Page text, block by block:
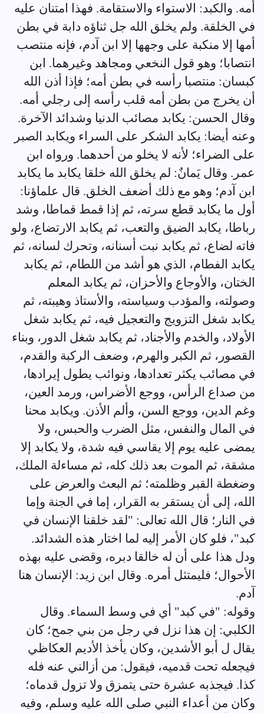
أمه. والكبد: الاستواء والاستقامة. فهذا امتنان عليه
في الخلقة. ولم يخلق الله جل ثناؤه دابة في بطن
أمها إلا منكبة على وجهها إلا ابن آدم، فإنه منتصب
انتصابا؛ وهو قول النخعي ومجاهد وغيرهما. ابن
كبسان: منتصبا رأسه في بطن أمه؛ فإذا أذن الله
أن يخرج من بطن أمه قلب رأسه إلى رجلي أمه.
وقال الحسن: يكابد مصائب الدنيا وشدائد الآخرة.
وعنه أيضا: يكابد الشكر على السراء ويكابد الصبر
على الضراء؛ لأنه لا يخلو من أحدهما. ورواه ابن
عمر. وقال يَمانٌ: لم يخلق الله خلقا يكابد ما يكابد
ابن آدم؛ وهو مع ذلك أضعف الخلق. قال علماؤنا:
أول ما يكابد قطع سرته، ثم إذا قمط قماطا، وشد
رباطا، يكابد الضيق والتعب، ثم يكابد الارتضاع، ولو
فاته لضاع، ثم يكابد نبت أسنانه، وتحرك لسانه، ثم
يكابد الفطام، الذي هو أشد من اللطام، ثم يكابد
الختان، والأوجاع والأحزان، ثم يكابد المعلم
وصولته، والمؤدب وسياسته، والأستاذ وهيبته، ثم
يكابد شغل التزويج والتعجيل فيه، ثم يكابد شغل
الأولاد، والخدم والأجناد، ثم يكابد شغل الدور، وبناء
القصور، ثم الكبر والهرم، وضعف الركبة والقدم،
في مصائب يكثر تعدادها، ونوائب يطول إيرادها،
من صداع الرأس، ووجع الأضراس، ورمد العين،
وغم الدين، ووجع السن، وألم الأذن. ويكابد محنا
في المال والنفس، مثل الضرب والحبس، ولا
يمضى عليه يوم إلا يقاسي فيه شدة، ولا يكابد إلا
مشقة، ثم الموت بعد ذلك كله، ثم مساءلة الملك،
وضغطة القبر وظلمته؛ ثم البعث والعرض على
الله، إلى أن يستقر به القرار، إما في الجنة وإما
في النار؛ قال الله تعالى: "لقد خلقنا الإنسان في
كبد"، فلو كان الأمر إليه لما اختار هذه الشدائد.
ودل هذا على أن له خالقا دبره، وقضى عليه بهذه
الأحوال؛ فليمتثل أمره. وقال ابن زيد: الإنسان هنا
آدم.
وقوله: "في كبد" أي في وسط السماء. وقال
الكلبي: إن هذا نزل في رجل من بني جمح؛ كان
يقال ل أبو الأشدين، وكان يأخذ الأديم العكاظي
فيجعله تحت قدميه، فيقول: من أزالني عنه فله
كذا. فيجذبه عشرة حتى يتمزق ولا تزول قدماه؛
وكان من أعداء النبي صلى الله عليه وسلم، وفيه